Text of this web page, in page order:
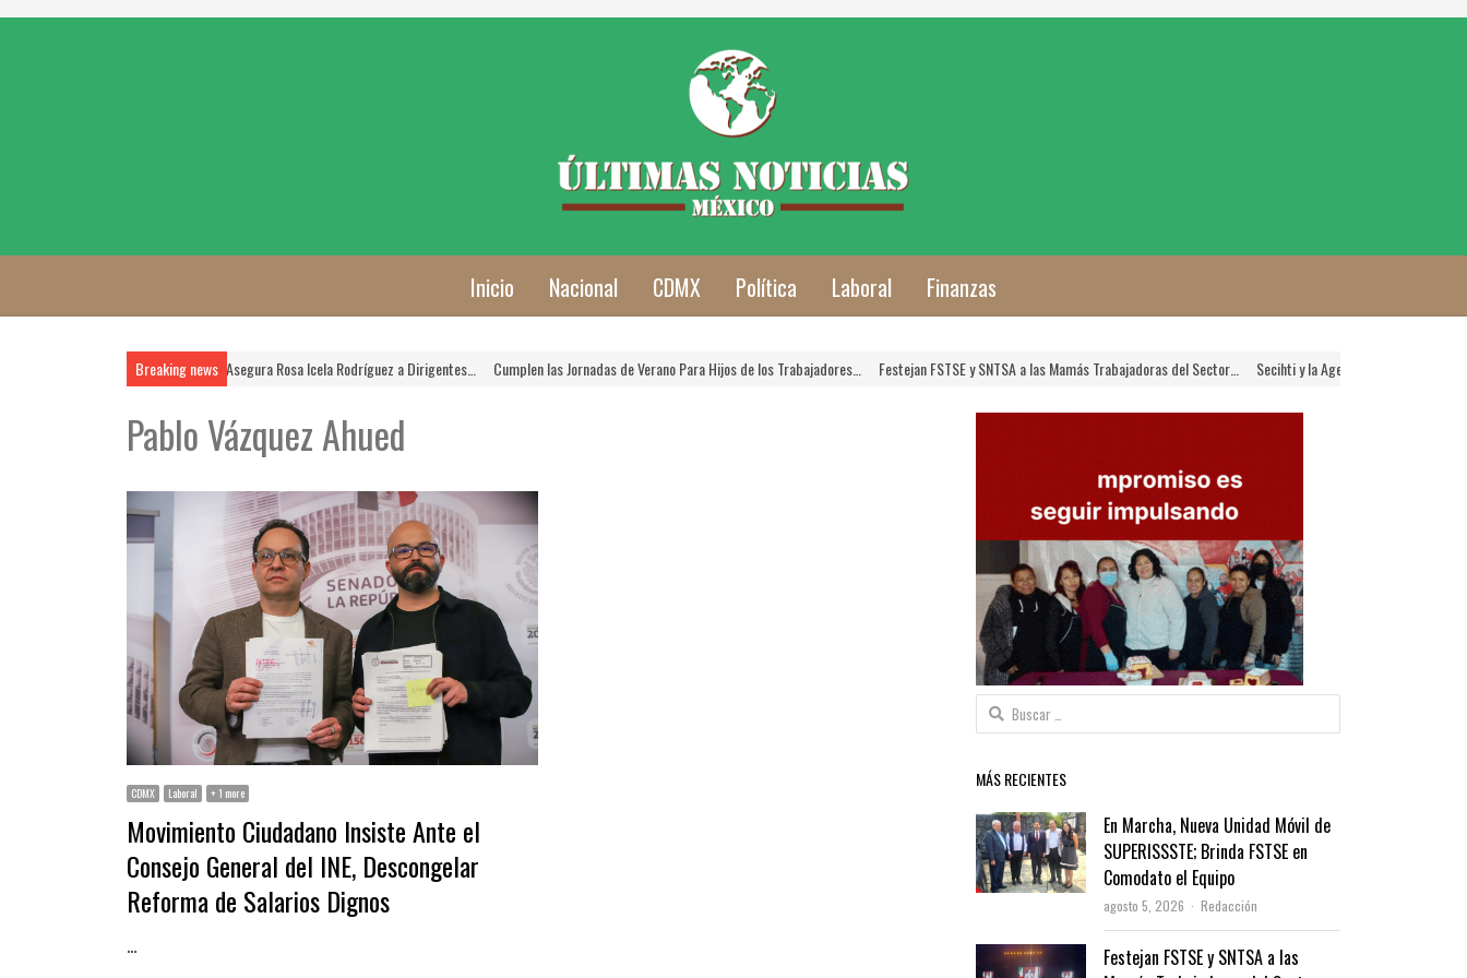
Inicio Nacional CDMX Política Laboral Finanzas
Breaking news
La FSTSE es Prioridad, Asegura Rosa Icela Rodríguez a Dirigentes… Cumplen las Jornadas de Verano Para Hijos de los Trabajadores… Festejan FSTSE y SNTSA a las Mamás Trabajadoras del Sector… Secihti y la Agencia Nacional de
Pablo Vázquez Ahued
CDMX Laboral + 1 more
Movimiento Ciudadano Insiste Ante el
Consejo General del INE, Descongelar
Reforma de Salarios Dignos
…
Buscar:
MÁS RECIENTES
En Marcha, Nueva Unidad Móvil de
SUPERISSSTE; Brinda FSTSE en
Comodato el Equipo
agosto 5, 2026 Author
Redacción
Festejan FSTSE y SNTSA a las